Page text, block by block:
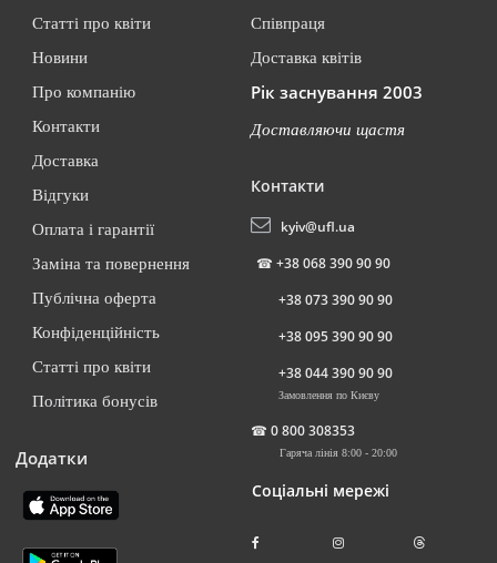
Статті про квіти
Новини
Про компанію
Контакти
Доставка
Відгуки
Оплата і гарантії
Заміна та повернення
Публічна оферта
Конфіденційність
Статті про квіти
Політика бонусів
Додатки
Співпраця
Доставка квітів
Рік заснування 2003
Доставляючи щастя
Контакти
kyiv@ufl.ua
☎ +38 068 390 90 90
+38 073 390 90 90
+38 095 390 90 90
+38 044 390 90 90
Замовлення по Києву
☎ 0 800 308353
Гаряча лінія 8:00 - 20:00
Соціальні мережі